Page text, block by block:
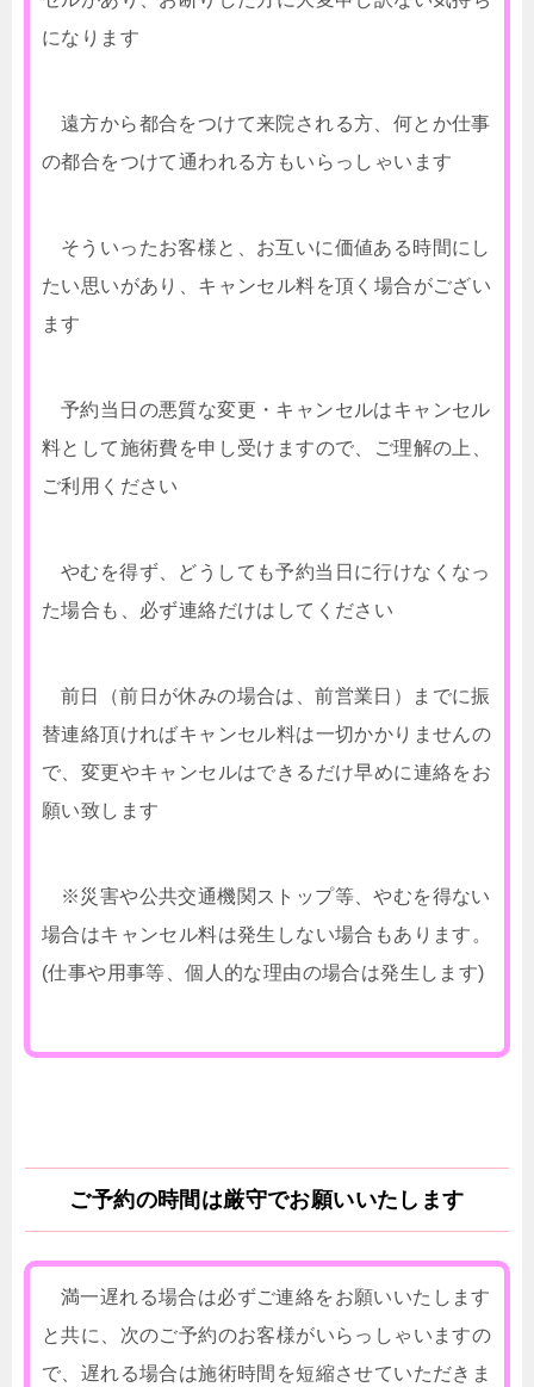
になります
遠方から都合をつけて来院される方、何とか仕事
の都合をつけて通われる方もいらっしゃいます
そういったお客様と、お互いに価値ある時間にし
たい思いがあり、キャンセル料を頂く場合がござい
ます
予約当日の悪質な変更・キャンセルはキャンセル
料として施術費を申し受けますので、ご理解の上、
ご利用ください
やむを得ず、どうしても予約当日に行けなくなっ
た場合も、必ず連絡だけはしてください
前日（前日が休みの場合は、前営業日）までに振
替連絡頂ければキャンセル料は一切かかりませんの
で、変更やキャンセルはできるだけ早めに連絡をお
願い致します
※災害や公共交通機関ストップ等、やむを得ない
場合はキャンセル料は発生しない場合もあります。
(仕事や用事等、個人的な理由の場合は発生します)
ご予約の時間は厳守でお願いいたします
満一遅れる場合は必ずご連絡をお願いいたします
と共に、次のご予約のお客様がいらっしゃいますの
で、遅れる場合は施術時間を短縮させていただきま